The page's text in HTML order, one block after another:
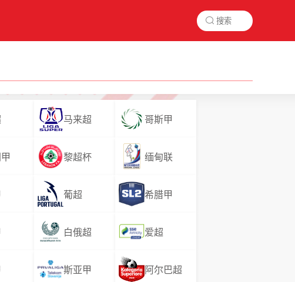

马来超 哥斯甲
黎超杯 缅甸联
葡超 希腊甲
白俄超 爱超
斯亚甲 阿尔巴超